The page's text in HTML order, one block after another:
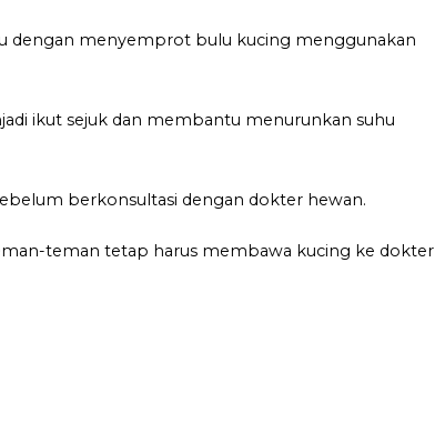
dengan menyemprot bulu kucing menggunakan
ikut sejuk dan membantu menurunkan suhu
berkonsultasi dengan dokter hewan.
teman tetap harus membawa kucing ke dokter